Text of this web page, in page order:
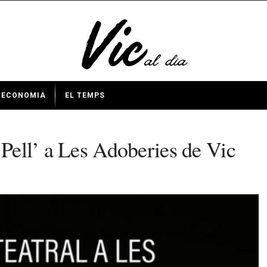
ECONOMIA EL TEMPS
a Les Adoberies de Vic